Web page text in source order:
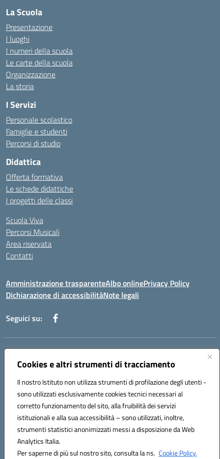
Cookies e altri strumenti di tracciamento
Il nostro Istituto non utilizza strumenti di profilazione degli utenti -
sono utilizzati esclusivamente cookies tecnici necessari al
corretto funzionamento del sito, alla fruibilità dei servizi
istituzionali e alla sua accessibilità – sono utilizzati, inoltre,
strumenti statistici anonimizzati messi a disposizione da Web
Analytics Italia.
Per saperne di più sul nostro sito, consulta la ns. Cookie Policy.
La Scuola
Presentazione
I luoghi
I numeri della scuola
Le carte della scuola
Organizzazione
La storia
I Servizi
Personale scolastico
Famiglie e studenti
Percorsi di studio
Didattica
Offerta formativa
Le schede didattiche
I progetti delle classi
Scuola Viva
Percorsi Musicali
Area riservata
Contatti
Amministrazione trasparenteAlbo onlinePrivacy Policy
Dichiarazione di accessibilitàNote legali
Seguici su:
Indirizzo:
Centralino:089868360 Email:saic857007@istruzione.it
Codice fiscale: 80025860653
Codice meccanografico:
SAIC857007
Codice Indice delle Pubbliche Amministrazioni (IPA): istsc_saic857007
Hosting & Powered by 3D Solution S.r.l.